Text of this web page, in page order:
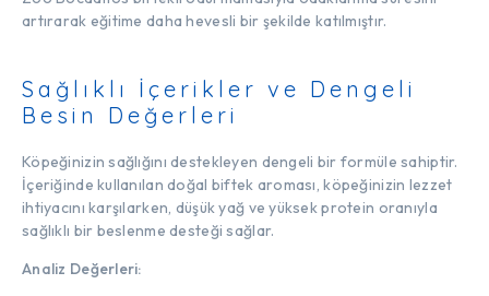
artırarak eğitime daha hevesli bir şekilde katılmıştır.
Sağlıklı İçerikler ve Dengeli
Besin Değerleri
Köpeğinizin sağlığını destekleyen dengeli bir formüle sahiptir.
İçeriğinde kullanılan doğal biftek aroması, köpeğinizin lezzet
ihtiyacını karşılarken, düşük yağ ve yüksek protein oranıyla
sağlıklı bir beslenme desteği sağlar.
Analiz Değerleri: